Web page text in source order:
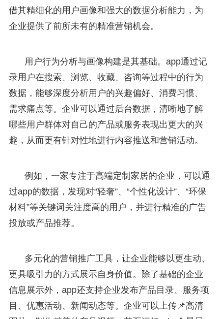
借其精细化的用户画像和强大的数据分析能力，为
企业提供了前所未有的精准营销机会。
用户行为分析与画像构建是其基础。app通过记
录用户在搜索、浏览、收藏、咨询等过程中的行为
数据，能够深度分析用户的兴趣偏好、消费习惯、
需求痛点等。企业可以通过后台数据，清晰地了解
哪些用户群体对自己的产品或服务表现出更大的兴
趣，从而更有针对性地进行内容推送和营销活动。
例如，一家专注于高端定制家居的企业，可以通
过app的数据，发现对“轻奢”、“个性化设计”、“环保
材料”等关键词关注度高的用户，并进行精准的广告
投放或产品推荐。
多元化的营销推广工具，让企业能够以更生动、
更具吸引力的方式展示自身价值。除了基础的企业
信息展示外，app还支持企业发布产品目录、服务项
目、优惠活动、新闻动态等。企业可以上传📌高清